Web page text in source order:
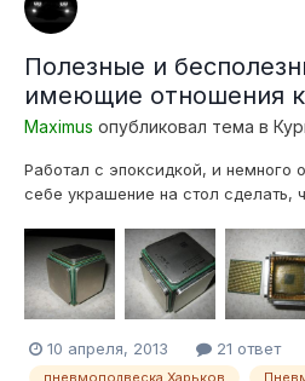
Полезные и
имеющие отношения
Maximus опубликовал тема в
Работал с эпоксидкой, и немного
себе украшение на стол сделать,
как шар от русского бильярда.
10 апреля, 2013 21 ответ
пневмоподвеска Харьков